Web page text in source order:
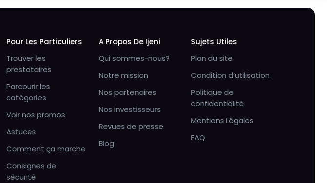
Pour Les Particuliers
Trouver les
prestataires
Parcourir les
catégories
Voir nos promos
Astuces
Comment ça marche
Consignes de
sécurité
A Propos De Ijeni
Qui sommes-nous?
Notre mission
Nos partenaires
Nos investisseurs
Revues de presse
Blog
Sujets Utiles
Plan du site
Condition d’utilisation
Politique de
confidentialité
Mentions Légales
FAQ